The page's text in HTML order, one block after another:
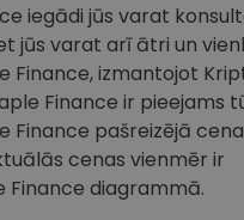
iegādi jūs varat
jūs varat arī ātri un
Finance, izmantojot
Finance ir pieejams
Finance pašreizējā
cenas vienmēr ir
Finance diagrammā.